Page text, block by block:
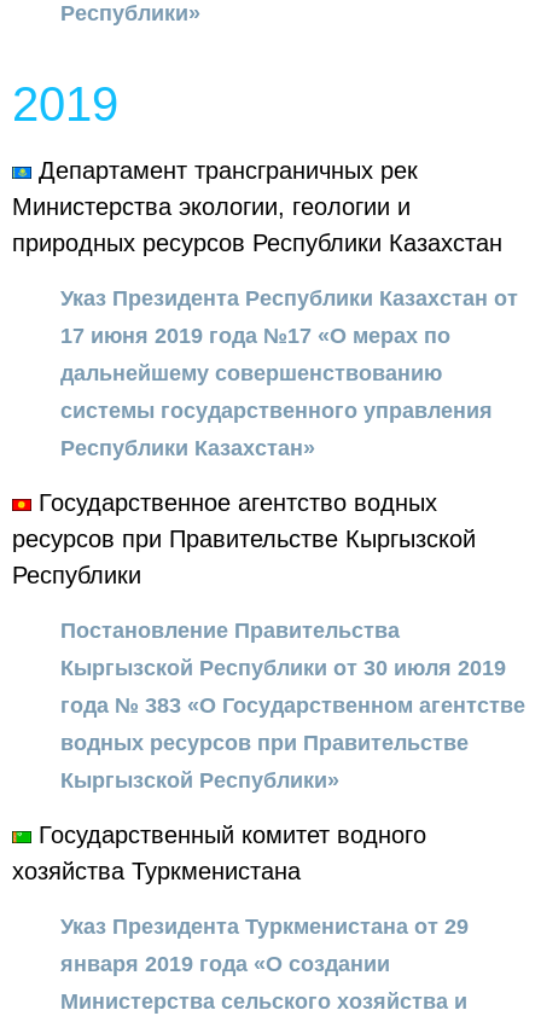
Республики»
2019
Департамент трансграничных рек
Министерства экологии, геологии и
природных ресурсов Республики Казахстан
Указ Президента Республики Казахстан от
17 июня 2019 года №17 «О мерах по
дальнейшему совершенствованию
системы государственного управления
Республики Казахстан»
Государственное агентство водных
ресурсов при Правительстве Кыргызской
Республики
Постановление Правительства
Кыргызской Республики от 30 июля 2019
года № 383 «О Государственном агентстве
водных ресурсов при Правительстве
Кыргызской Республики»
Государственный комитет водного
хозяйства Туркменистана
Указ Президента Туркменистана от 29
января 2019 года «О создании
Министерства сельского хозяйства и